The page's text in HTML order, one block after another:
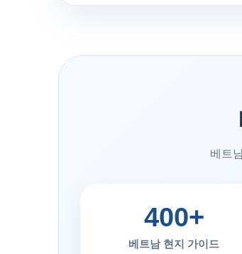
베트
400+
베트남 현지 가이드